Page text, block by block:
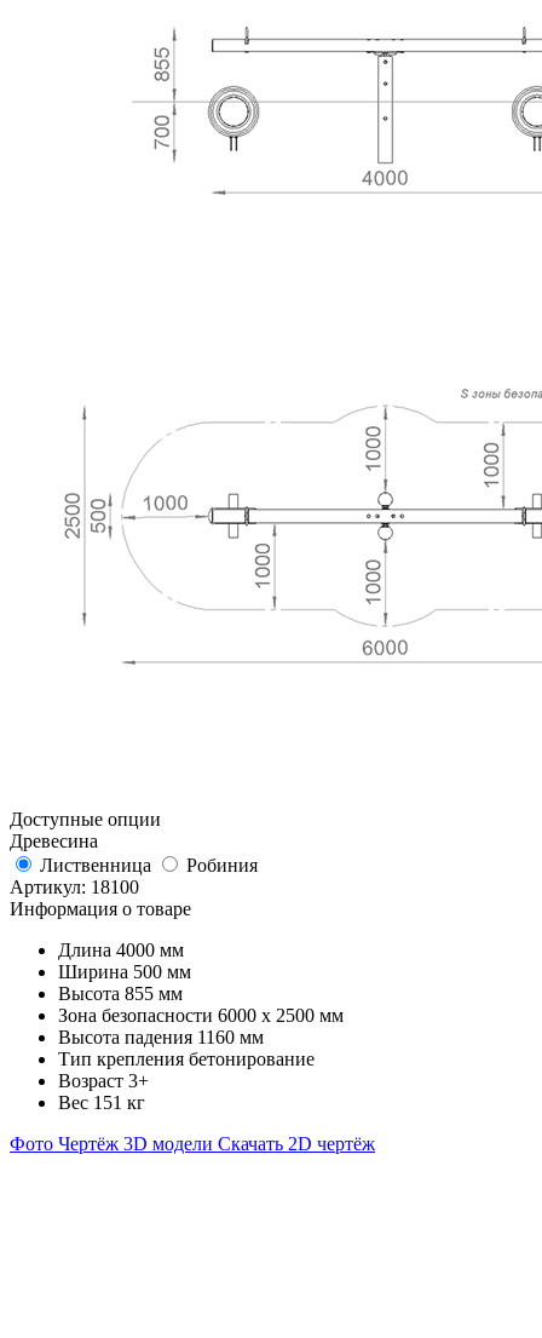
Доступные опции
Древесина
Лиственница
Робиния
Артикул: 18100
Информация о товаре
Длина 4000 мм
Ширина 500 мм
Высота 855 мм
Зона безопасности 6000 х 2500 мм
Высота падения 1160 мм
Тип крепления бетонирование
Возраст 3+
Вес 151 кг
Фото Чертёж 3D модели Скачать 2D чертёж